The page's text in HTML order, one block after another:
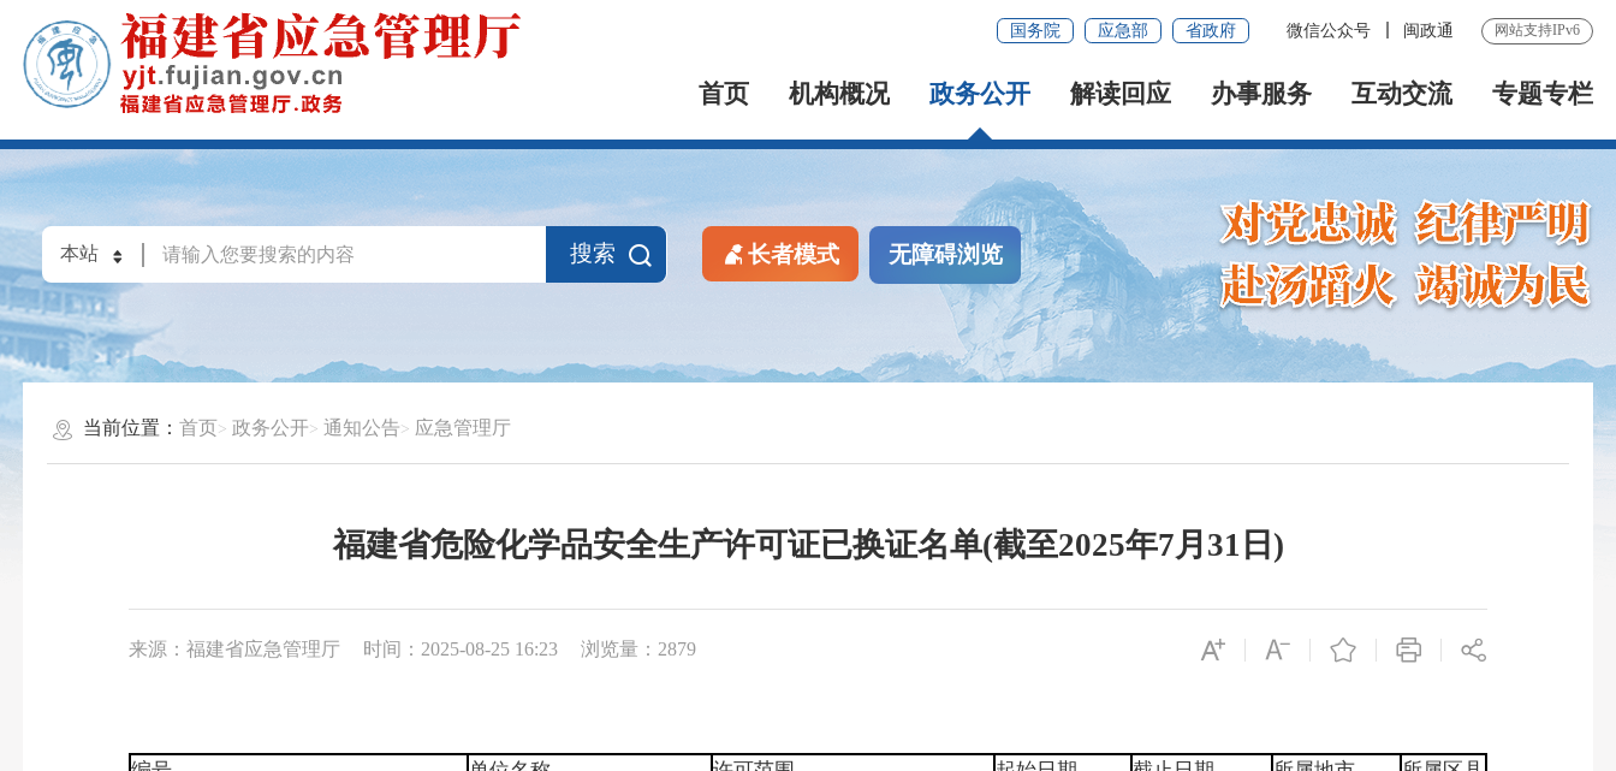
国务院 应急部 省政府 微信公众号 闽政通 网站支持IPv6
首页 机构概况 政务公开 解读回应 办事服务 互动交流 专题专栏
搜索 长者模式 无障碍浏览
当前位置：首页 政务公开 通知公告 应急管理厅
福建省危险化学品安全生产许可证已换证名单(截至2025年7月31日)
来源：福建省应急管理厅 时间：2025-08-25 16:23 浏览量：2879